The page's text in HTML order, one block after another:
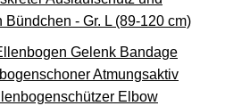
Bündchen - Gr. L (89-120 cm)
Gelenk Bandage
Atmungsaktiv
Elbow